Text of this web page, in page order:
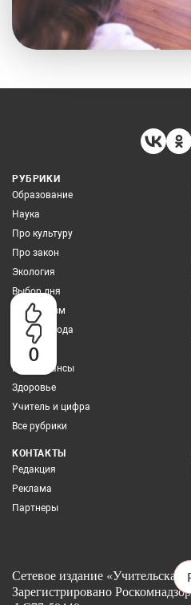
0
РУБРИКИ
Образование
Наука
Про культуру
Про закон
Экология
Выбор дня
Про туризм
Учитель года
Грамотей
Про финансы
Здоровье
Учитель и цифра
Все рубрики
КОНТАКТЫ
Редакция
Реклама
Партнеры
Сетевое издание «Учительская
Зарегистрировано